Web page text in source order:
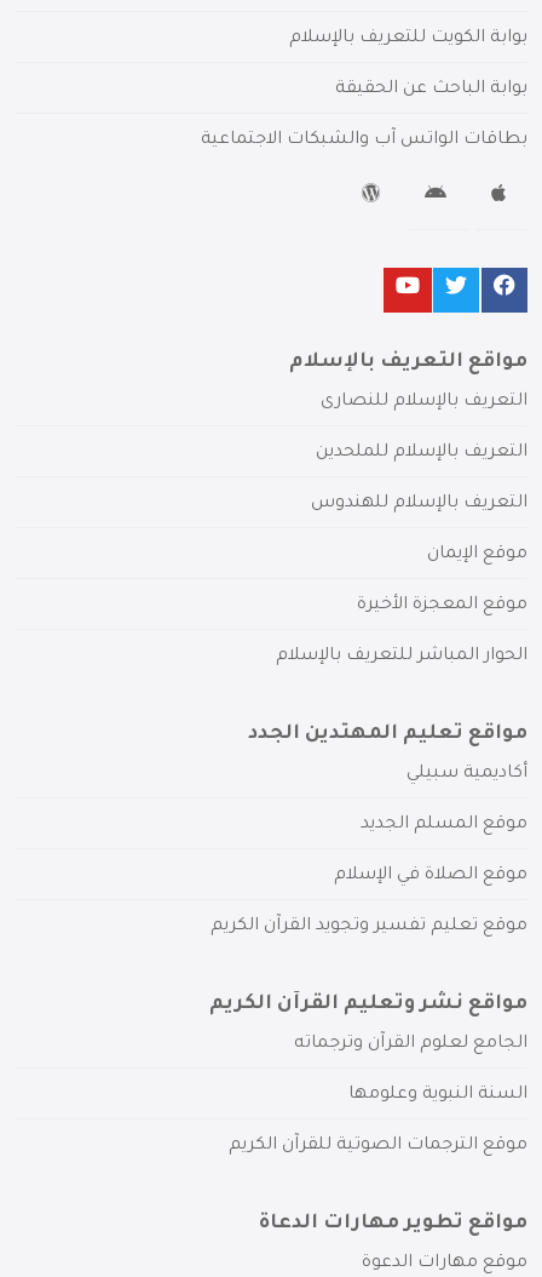
بوابة الكويت للتعريف بالإسلام
بوابة الباحث عن الحقيقة
بطاقات الواتس آب والشبكات الاجتماعية
مواقع التعريف بالإسلام
التعريف بالإسلام للنصارى
التعريف بالإسلام للملحدين
التعريف بالإسلام للهندوس
موقع الإيمان
موقع المعجزة الأخيرة
الحوار المباشر للتعريف بالإسلام
مواقع تعليم المهتدين الجدد
أكاديمية سبيلي
موقع المسلم الجديد
موقع الصلاة في الإسلام
موقع تعليم تفسير وتجويد القرآن الكريم
مواقع نشر وتعليم القرآن الكريم
الجامع لعلوم القرآن وترجماته
السنة النبوية وعلومها
موقع الترجمات الصوتية للقرآن الكريم
مواقع تطوير مهارات الدعاة
موقع مهارات الدعوة